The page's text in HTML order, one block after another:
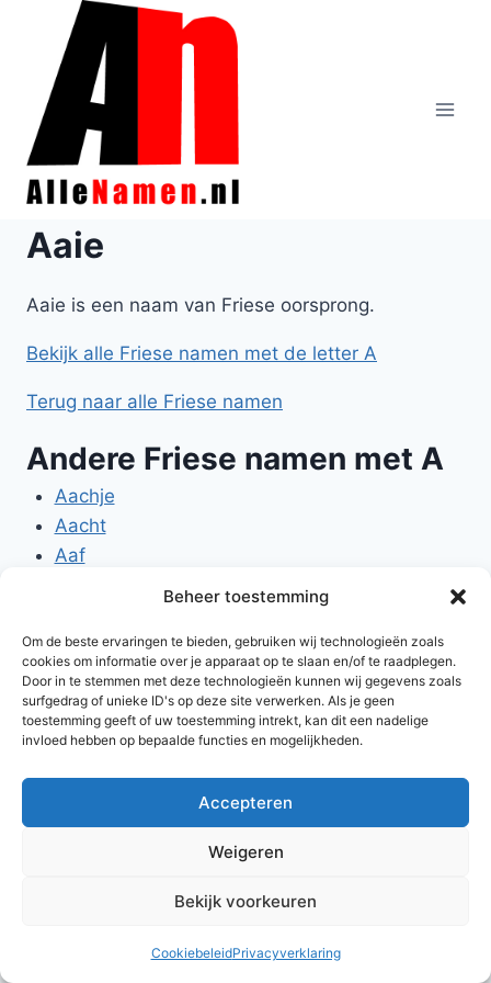
Beheer toestemming
Om de beste ervaringen te bieden, gebruiken wij technologieën zoals
cookies om informatie over je apparaat op te slaan en/of te raadplegen.
Door in te stemmen met deze technologieën kunnen wij gegevens zoals
surfgedrag of unieke ID's op deze site verwerken. Als je geen
toestemming geeft of uw toestemming intrekt, kan dit een nadelige
invloed hebben op bepaalde functies en mogelijkheden.
Accepteren
Weigeren
Bekijk voorkeuren
CookiebeleidPrivacyverklaring
Doorgaan
inhoud
Aaie
Aaie is een naam van Friese oorsprong.
Bekijk alle Friese namen met de letter A
Terug naar alle Friese namen
Andere Friese namen met A
Aachje
Aacht
Aaf
Aye
© 2026 AlleNamen.nl